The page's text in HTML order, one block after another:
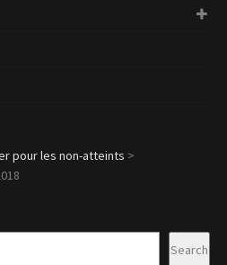
pour les non-atteints >
Search